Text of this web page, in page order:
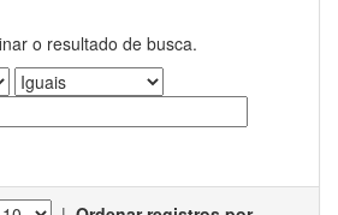
o resultado de busca.